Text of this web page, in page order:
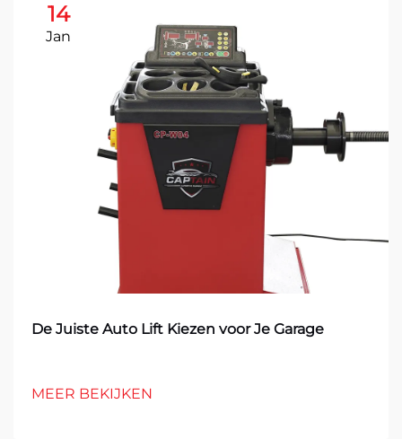
14
Jan
De Juiste Auto Lift Kiezen voor Je Garage
MEER BEKIJKEN